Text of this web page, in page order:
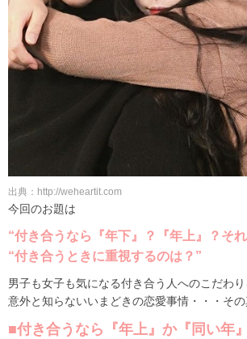
出典：http://weheartit.com
今回のお題は
“付き合うなら『年下』？『年上』？そ
“付き合うときに重視するのは？”
男子も女子も気になる付き合う人へのこだわ
意外と知らないいまどきの恋愛事情・・・その
■付き合うなら『年上』か『同い年